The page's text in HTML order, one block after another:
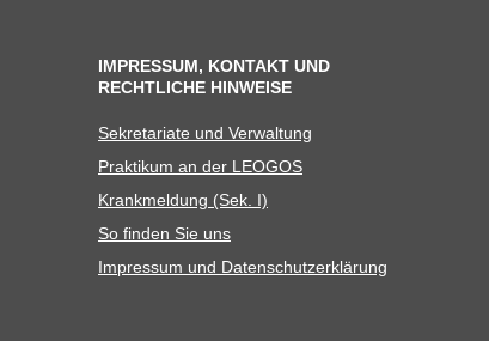
IMPRESSUM, KONTAKT UND
RECHTLICHE HINWEISE
Sekre­ta­riate und Verwaltung
Prak­ti­kum an der LEOGOS
Krank­mel­dung (Sek. I)
So fin­den Sie uns
Impres­sum und Datenschutzerklärung